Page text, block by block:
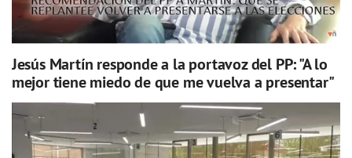
Jesús Martín responde a la portavoz del PP: "A lo
mejor tiene miedo de que me vuelva a presentar"